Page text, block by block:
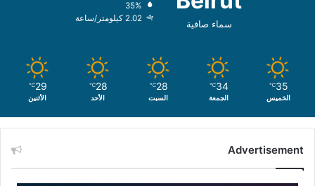
سماء صافية
35%
2.02 كيلومتر/ساعة
35
℃
الخميس
34
℃
الجمعة
28
℃
السبت
28
℃
الأحد
29
℃
الأثنين
Advertisement